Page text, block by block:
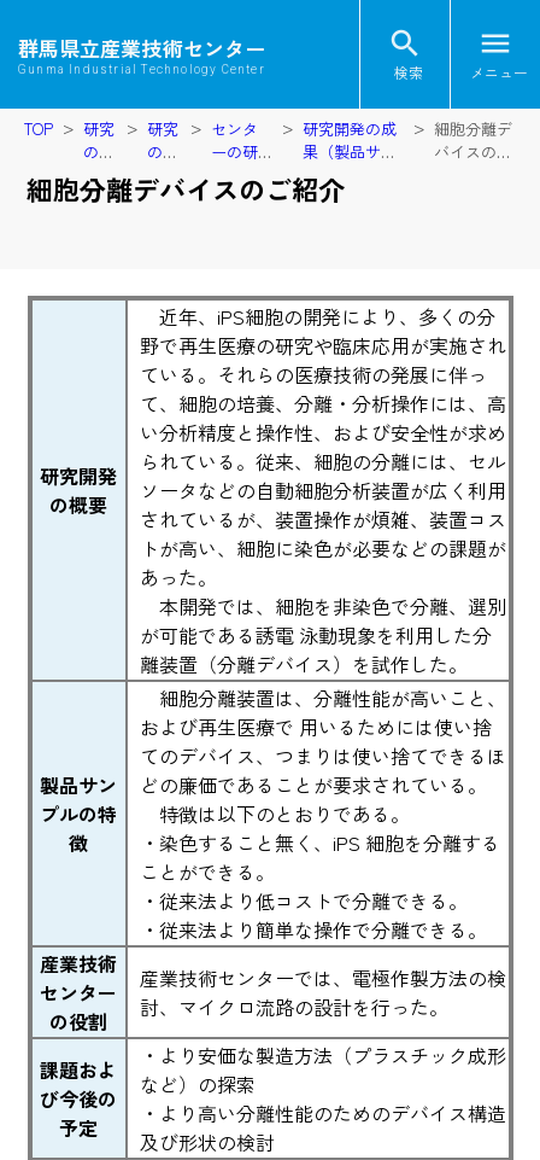
群馬県立産業技術センター
Gunma Industrial Technology Center
search
検索
menu
メニュー
TOP
研究
の実
施
研究
の実
施
センタ
ーの研
究紹介
研究開発の成
果（製品サン
プル）
細胞分離デ
バイスのご
細胞分離デバイスのご紹介
研究開発
の概要
近年、iPS細胞の開発により、多くの分
野で再生医療の研究や臨床応用が実施され
ている。それらの医療技術の発展に伴っ
て、細胞の培養、分離・分析操作には、高
い分析精度と操作性、および安全性が求め
られている。従来、細胞の分離には、セル
ソータなどの自動細胞分析装置が広く利用
されているが、装置操作が煩雑、装置コス
トが高い、細胞に染色が必要などの課題が
あった。
本開発では、細胞を非染色で分離、選別
が可能である誘電 泳動現象を利用した分
離装置（分離デバイス）を試作した。
製品サン
プルの特
徴
細胞分離装置は、分離性能が高いこと、
および再生医療で 用いるためには使い捨
てのデバイス、つまりは使い捨てできるほ
どの廉価であることが要求されている。
特徴は以下のとおりである。
・染色すること無く、iPS 細胞を分離する
ことができる。
・従来法より低コストで分離できる。
・従来法より簡単な操作で分離できる。
産業技術
センター
の役割
産業技術センターでは、電極作製方法の検
討、マイクロ流路の設計を行った。
課題およ
び今後の
予定
・より安価な製造方法（プラスチック成形
など）の探索
・より高い分離性能のためのデバイス構造
及び形状の検討